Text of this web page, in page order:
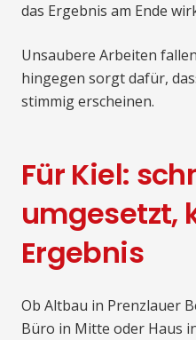
das Ergebnis am Ende
Unsaubere Arbeiten
hingegen sorgt dafür,
stimmig erscheinen.
Für Kiel:
umgesetzt,
Ergebnis
Ob Altbau in Prenzlauer
Büro in Mitte oder Haus